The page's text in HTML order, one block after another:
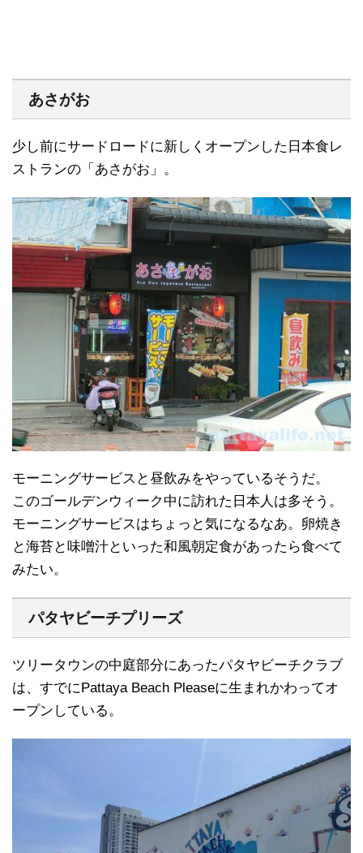
あさがお
少し前にサードロードに新しくオープンした日本食レ
ストランの「あさがお」。
モーニングサービスと昼飲みをやっているそうだ。
このゴールデンウィーク中に訪れた日本人は多そう。
モーニングサービスはちょっと気になるなあ。卵焼き
と海苔と味噌汁といった和風朝定食があったら食べて
みたい。
パタヤビーチプリーズ
ツリータウンの中庭部分にあったパタヤビーチクラブ
は、すでにPattaya Beach Pleaseに生まれかわってオ
ープンしている。